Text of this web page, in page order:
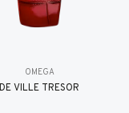
OMEGA
DE VILLE TRESOR